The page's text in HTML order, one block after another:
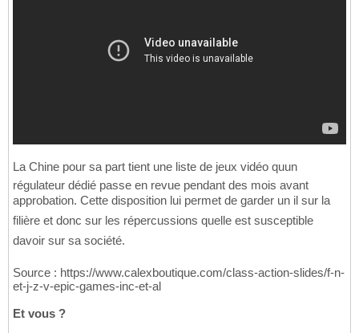
La Chine pour sa part tient une liste de jeux vidéo quun
régulateur dédié passe en revue pendant des mois avant
approbation. Cette disposition lui permet de garder un il sur la
filière et donc sur les répercussions quelle est susceptible
davoir sur sa société.
Source : https://www.calexboutique.com/class-action-slides/f-n-
et-j-z-v-epic-games-inc-et-al
Et vous ?